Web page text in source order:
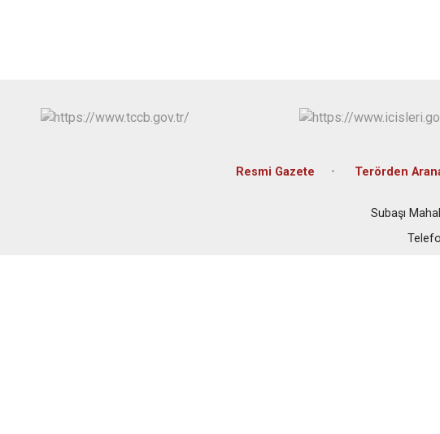
Resmi Gazete Terörden
Subaşı